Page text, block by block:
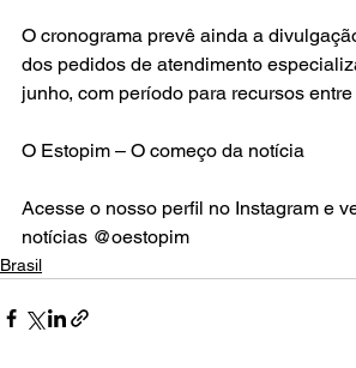
O cronograma prevê ainda a
dos pedidos de atendimento
junho, com período para recursos
O Estopim – O começo da notícia
Acesse o nosso perfil no Instagram e
notícias @oestopim
Brasil